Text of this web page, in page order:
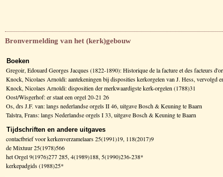
Bronvermelding van het (kerk)gebouw
Boeken
Gregoir, Edouard Georges Jacques (1822-1890): Historique de la facture et des facteurs
Knock, Nicolaes Arnoldi: aantekeningen bij disposities kerkorgelen van J. Hess,
Knock, Nicolaes Arnoldi: dispositien der merkwaardigste kerk-orgelen (1788)31
Oost/Wisgerhof: er staat een orgel 20-21 26
Os, drs J.F. van: langs nederlandse orgels II 46, uitgave Bosch & Keuning te Baarn
Talstra, Frans: langs Nederlandse orgels I 33, uitgave Bosch & Keuning te Baarn
Tijdschriften en andere uitgaves
contactbrief voor kerkenverzamelaars 25(1991)19, 118(2017)9
de Mixtuur 25(1978)566
het Orgel 9(1976)277 285, 4(1989)188, 5(1990)236-238*
kerkepadgids (1988)25*